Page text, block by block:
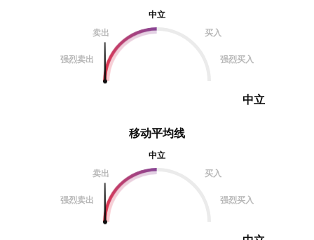
中立
卖出
买入
强烈卖出 强烈买入
中立
移动平均线
中立
卖出
买入
强烈卖出 强烈买入